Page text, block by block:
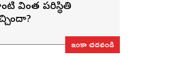
వింత పరిస్థితి
ఇంకా చదవండి